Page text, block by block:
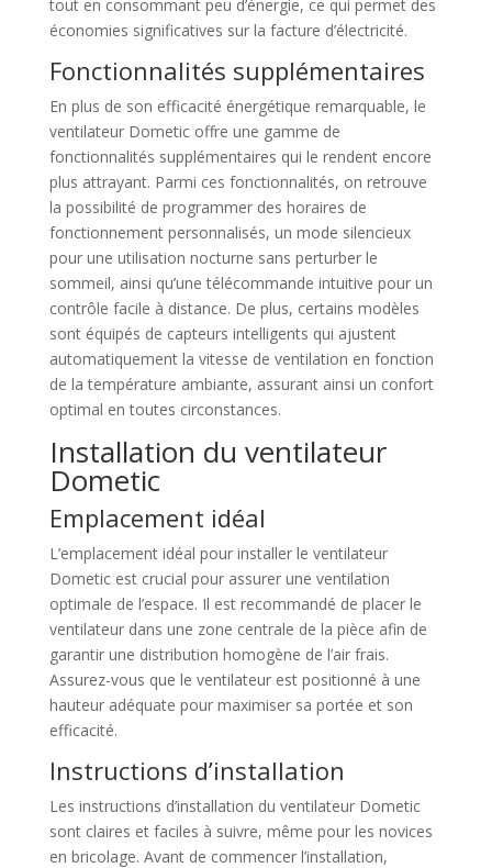
tout en consommant peu d’énergie, ce qui permet des
économies significatives sur la facture d’électricité.
Fonctionnalités supplémentaires
En plus de son efficacité énergétique remarquable, le
ventilateur Dometic offre une gamme de
fonctionnalités supplémentaires qui le rendent encore
plus attrayant. Parmi ces fonctionnalités, on retrouve
la possibilité de programmer des horaires de
fonctionnement personnalisés, un mode silencieux
pour une utilisation nocturne sans perturber le
sommeil, ainsi qu’une télécommande intuitive pour un
contrôle facile à distance. De plus, certains modèles
sont équipés de capteurs intelligents qui ajustent
automatiquement la vitesse de ventilation en fonction
de la température ambiante, assurant ainsi un confort
optimal en toutes circonstances.
Installation du ventilateur
Dometic
Emplacement idéal
L’emplacement idéal pour installer le ventilateur
Dometic est crucial pour assurer une ventilation
optimale de l’espace. Il est recommandé de placer le
ventilateur dans une zone centrale de la pièce afin de
garantir une distribution homogène de l’air frais.
Assurez-vous que le ventilateur est positionné à une
hauteur adéquate pour maximiser sa portée et son
efficacité.
Instructions d’installation
Les instructions d’installation du ventilateur Dometic
sont claires et faciles à suivre, même pour les novices
en bricolage. Avant de commencer l’installation,